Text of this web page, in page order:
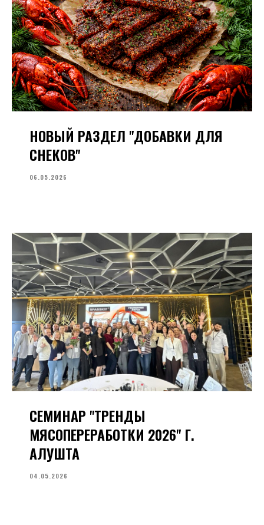
НОВЫЙ РАЗДЕЛ "ДОБАВКИ ДЛЯ
СНЕКОВ"
06.05.2026
СЕМИНАР "ТРЕНДЫ
МЯСОПЕРЕРАБОТКИ 2026" Г.
АЛУШТА
04.05.2026